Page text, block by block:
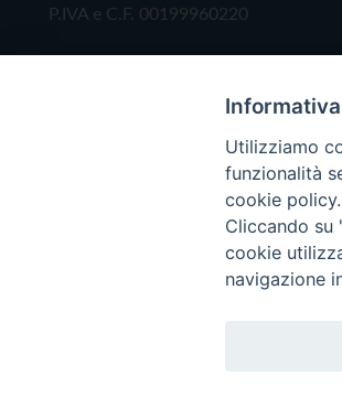
P.IVA e C.F. 00199960220
Copyright © 2019 - Tutti i
Informativa
Utilizziamo
funzionalità
cookie policy.
Cliccando su
cookie
navigazione